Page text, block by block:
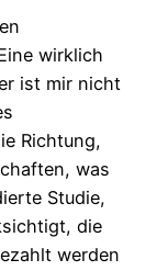
wirklich
ist mir nicht
Richtung,
was
Studie,
die
werden